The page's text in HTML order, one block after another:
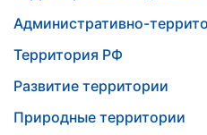
Административно-
Территория РФ
Развитие территории
Природные территории